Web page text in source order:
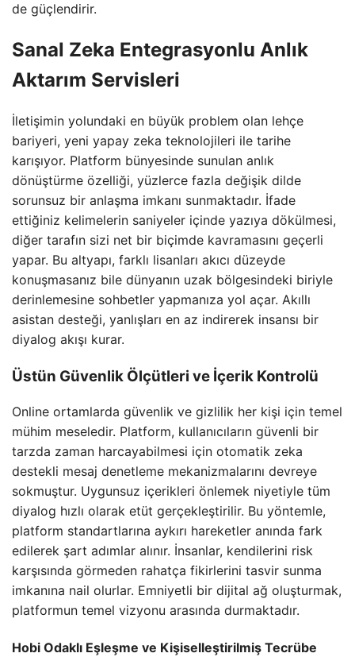
de güçlendirir.
Sanal Zeka Entegrasyonlu Anlık
Aktarım Servisleri
İletişimin yolundaki en büyük problem olan lehçe
bariyeri, yeni yapay zeka teknolojileri ile tarihe
karışıyor. Platform bünyesinde sunulan anlık
dönüştürme özelliği, yüzlerce fazla değişik dilde
sorunsuz bir anlaşma imkanı sunmaktadır. İfade
ettiğiniz kelimelerin saniyeler içinde yazıya dökülmesi,
diğer tarafın sizi net bir biçimde kavramasını geçerli
yapar. Bu altyapı, farklı lisanları akıcı düzeyde
konuşmasanız bile dünyanın uzak bölgesindeki biriyle
derinlemesine sohbetler yapmanıza yol açar. Akıllı
asistan desteği, yanlışları en az indirerek insansı bir
diyalog akışı kurar.
Üstün Güvenlik Ölçütleri ve İçerik Kontrolü
Online ortamlarda güvenlik ve gizlilik her kişi için temel
mühim meseledir. Platform, kullanıcıların güvenli bir
tarzda zaman harcayabilmesi için otomatik zeka
destekli mesaj denetleme mekanizmalarını devreye
sokmuştur. Uygunsuz içerikleri önlemek niyetiyle tüm
diyalog hızlı olarak etüt gerçekleştirilir. Bu yöntemle,
platform standartlarına aykırı hareketler anında fark
edilerek şart adımlar alınır. İnsanlar, kendilerini risk
karşısında görmeden rahatça fikirlerini tasvir sunma
imkanına nail olurlar. Emniyetli bir dijital ağ oluşturmak,
platformun temel vizyonu arasında durmaktadır.
Hobi Odaklı Eşleşme ve Kişiselleştirilmiş Tecrübe